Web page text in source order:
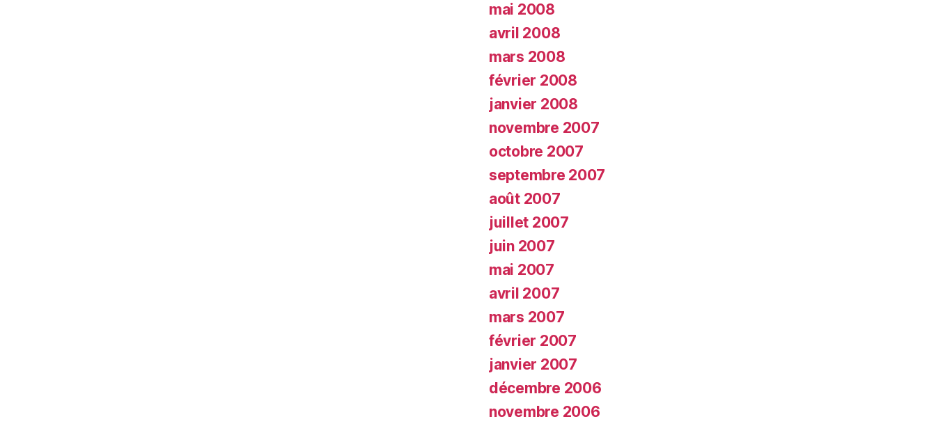
mai 2008
avril 2008
mars 2008
février 2008
janvier 2008
novembre 2007
octobre 2007
septembre 2007
août 2007
juillet 2007
juin 2007
mai 2007
avril 2007
mars 2007
février 2007
janvier 2007
décembre 2006
novembre 2006